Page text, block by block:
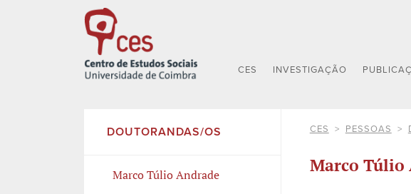
CES INVESTIGAÇÃO
DOUTORANDAS/OS
Marco Túlio Andrade
CES PESSOAS
Marco Túlio